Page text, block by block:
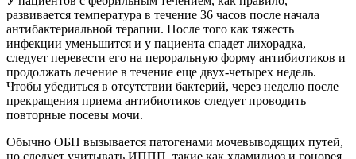
развивается температура в течение 36 часов после начала
антибактериальной терапии. После того как тяжесть
инфекции уменьшится и у пациента спадет лихорадка,
следует перевести его на пероральную форму антибиотиков и
продолжать лечение в течение еще двух-четырех недель.
Чтобы убедиться в отсутствии бактерий, через неделю после
прекращения приема антибиотиков следует проводить
повторные посевы мочи.
Обычно ОБП вызывается патогенами мочевыводящих путей,
но следует учитывать ИППП, такие как хламидиоз и гонорея,